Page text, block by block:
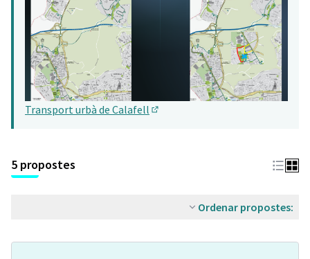
Transport urbà de Calafell
5 propostes
Ordenar propostes: